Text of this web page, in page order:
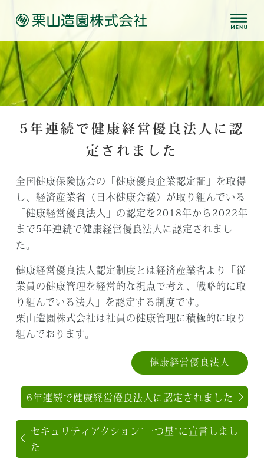
5年連続で健康経営優良法人に認
定されました
全国健康保険協会の「健康優良企業認定証」を取得
し、経済産業省（日本健康会議）が取り組んでいる
「健康経営優良法人」の認定を2018年から2022年
まで5年連続で健康経営優良法人に認定されまし
た。
健康経営優良法人認定制度とは経済産業省より「従
業員の健康管理を経営的な視点で考え、戦略的に取
り組んでいる法人」を認定する制度です。
栗山造園株式会社は社員の健康管理に積極的に取り
組んでおります。
健康経営優良法人
6年連続で健康経営優良法人に認定されました
セキュリティアクション“一つ星”に宣言しまし
た